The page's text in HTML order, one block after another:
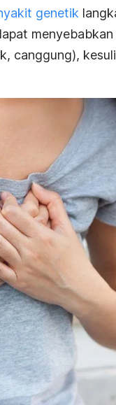
genetik
canggung),